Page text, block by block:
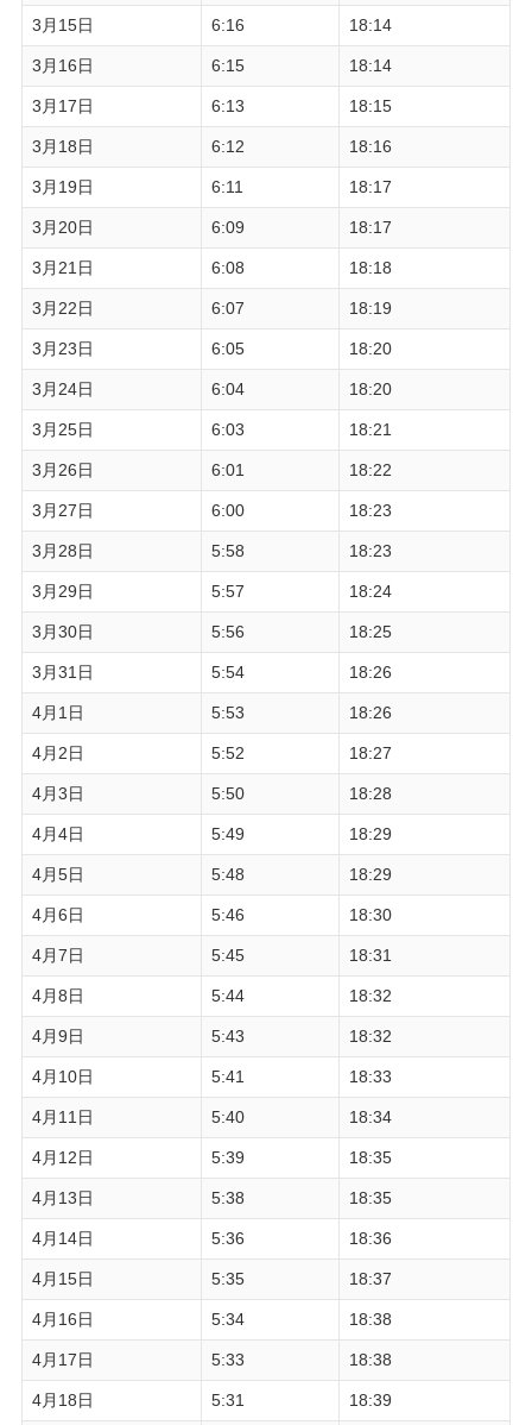
3月15日 6:16 18:14
3月16日 6:15 18:14
3月17日 6:13 18:15
3月18日 6:12 18:16
3月19日 6:11 18:17
3月20日 6:09 18:17
3月21日 6:08 18:18
3月22日 6:07 18:19
3月23日 6:05 18:20
3月24日 6:04 18:20
3月25日 6:03 18:21
3月26日 6:01 18:22
3月27日 6:00 18:23
3月28日 5:58 18:23
3月29日 5:57 18:24
3月30日 5:56 18:25
3月31日 5:54 18:26
4月1日 5:53 18:26
4月2日 5:52 18:27
4月3日 5:50 18:28
4月4日 5:49 18:29
4月5日 5:48 18:29
4月6日 5:46 18:30
4月7日 5:45 18:31
4月8日 5:44 18:32
4月9日 5:43 18:32
4月10日 5:41 18:33
4月11日 5:40 18:34
4月12日 5:39 18:35
4月13日 5:38 18:35
4月14日 5:36 18:36
4月15日 5:35 18:37
4月16日 5:34 18:38
4月17日 5:33 18:38
4月18日 5:31 18:39